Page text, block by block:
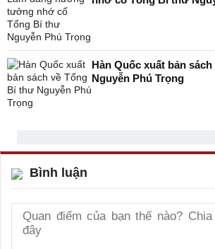
Hàn Quốc xuất bản
Nguyễn Phú Trọng
Bình luận